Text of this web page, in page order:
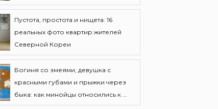
Пустота, простота и нищета: 16
реальных фото квартир жителей
Северной Кореи
Богиня со змеями, девушка с
красными губами и прыжки через
быка: как минойцы относились к ...